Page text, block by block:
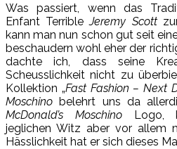
Was passiert, wenn das
Enfant TerribleJeremy Scott
kann man nun schon gut seit
beschaudern wohl eher der
dachte ich, dass seine
Scheusslichkeit nicht zu
Kollektion „Fast Fashion – Next
Moschino belehrt uns da
McDonald’s MoschinoLogo,
jeglichen Witz aber vor allem
Hässlichkeit hat er sich dieses